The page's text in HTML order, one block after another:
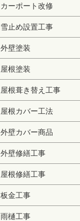
カーポート改修
雪止め設置工事
外壁塗装
屋根塗装
屋根葺き替え工事
屋根カバー工法
外壁カバー商品
外壁修繕工事
屋根修繕工事
板金工事
雨樋工事